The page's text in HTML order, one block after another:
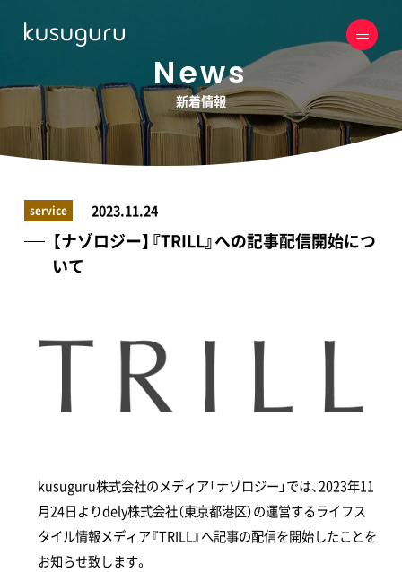
News
新着情報
service 2023.11.24
【ナゾロジー】『TRILL』への記事配信開始につ
いて
kusuguru株式会社のメディア「ナゾロジー」では、2023年11
月24日よりdely株式会社（東京都港区）の運営するライフス
タイル情報メディア『TRILL』へ記事の配信を開始したことを
お知らせ致します。